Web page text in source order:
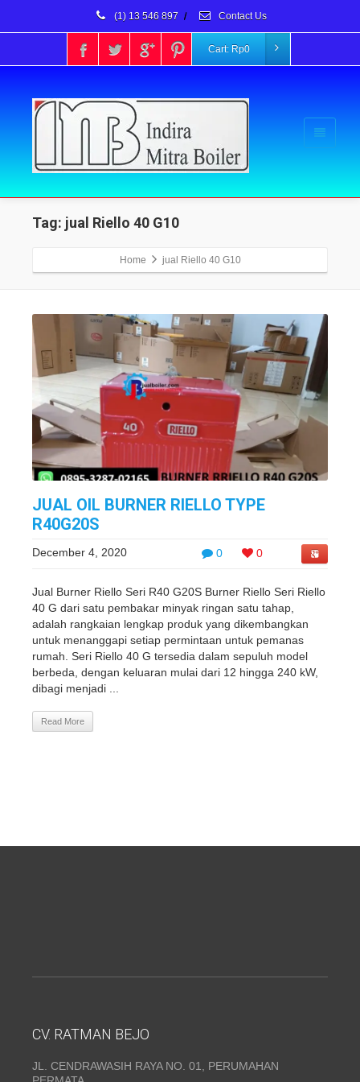
(1) 13 546 897 / Contact Us
Cart: Rp0
Tag: jual Riello 40 G10
Home jual Riello 40 G10
JUAL OIL BURNER RIELLO TYPE
R40G20S
0 0
December 4, 2020
Jual Burner Riello Seri R40 G20S Burner Riello Seri Riello
40 G dari satu pembakar minyak ringan satu tahap,
adalah rangkaian lengkap produk yang dikembangkan
untuk menanggapi setiap permintaan untuk pemanas
rumah. Seri Riello 40 G tersedia dalam sepuluh model
berbeda, dengan keluaran mulai dari 12 hingga 240 kW,
dibagi menjadi ...
Read More
CV. RATMAN BEJO
JL. CENDRAWASIH RAYA NO. 01, PERUMAHAN